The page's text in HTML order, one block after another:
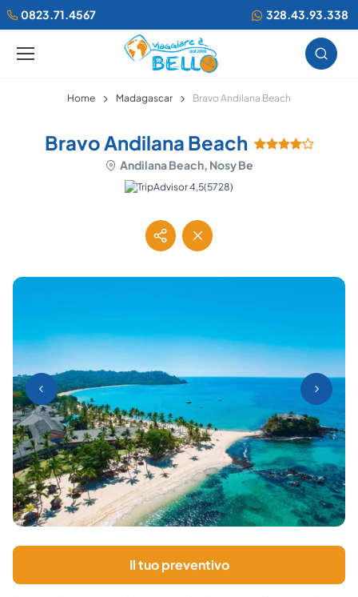
0823.71.4567 328.43.93.338
Home Madagascar Bravo Andilana Beach
Bravo Andilana Beach
Andilana Beach, Nosy Be
(5728)
Il tuo preventivo